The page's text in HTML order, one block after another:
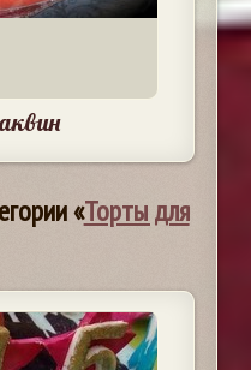
«Торты для